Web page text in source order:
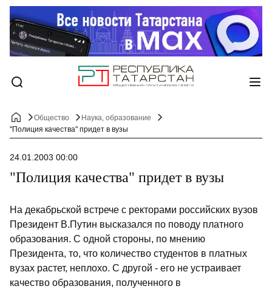
Общество
Наука, образование
"Полиция качества" придет в вузы
24.01.2003 00:00
"Полиция качества" придет в вузы
На декабрьской встрече с ректорами российских вузов
Президент В.Путин высказался по поводу платного
образования. С одной стороны, по мнению
Президента, то, что количество студентов в платных
вузах растет, неплохо. С другой - его не устраивает
качество образования, полученного в